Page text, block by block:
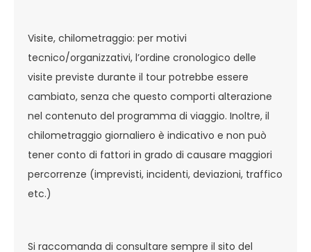
Visite, chilometraggio: per motivi
tecnico/organizzativi, l’ordine cronologico delle
visite previste durante il tour potrebbe essere
cambiato, senza che questo comporti alterazione
nel contenuto del programma di viaggio. Inoltre, il
chilometraggio giornaliero è indicativo e non può
tener conto di fattori in grado di causare maggiori
percorrenze (imprevisti, incidenti, deviazioni, traffico
etc.)
Si raccomanda di consultare sempre il sito del